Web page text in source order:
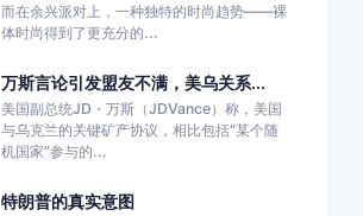
而在余兴派对上，一种独特的时尚趋势——裸
体时尚得到了更充分的...
万斯言论引发盟友不满，美乌关系...
美国副总统JD・万斯（JDVance）称，美国
与乌克兰的关键矿产协议，相比包括“某个随
机国家”参与的...
特朗普的真实意图